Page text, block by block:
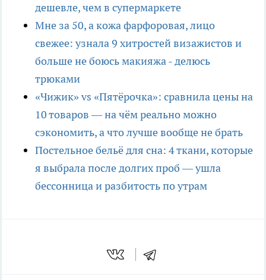
дешевле, чем в супермаркете
Мне за 50, а кожа фарфоровая, лицо
свежее: узнала 9 хитростей визажистов и
больше не боюсь макияжа - делюсь
трюками
«Чижик» vs «Пятёрочка»: сравнила цены на
10 товаров — на чём реально можно
сэкономить, а что лучше вообще не брать
Постельное бельё для сна: 4 ткани, которые
я выбрала после долгих проб — ушла
бессонница и разбитость по утрам